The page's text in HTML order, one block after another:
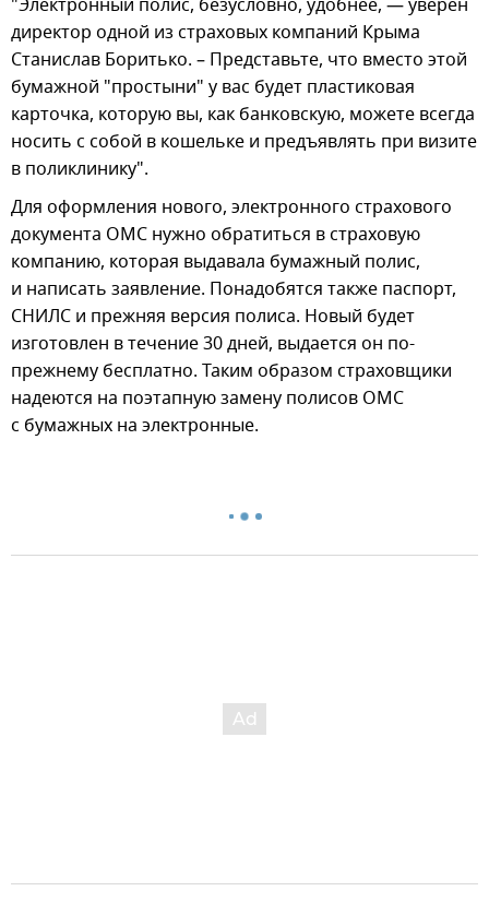
"Электронный полис, безусловно, удобнее, — уверен
директор одной из страховых компаний Крыма
Станислав Боритько. – Представьте, что вместо этой
бумажной "простыни" у вас будет пластиковая
карточка, которую вы, как банковскую, можете всегда
носить с собой в кошельке и предъявлять при визите
в поликлинику".
Для оформления нового, электронного страхового
документа ОМС нужно обратиться в страховую
компанию, которая выдавала бумажный полис,
и написать заявление. Понадобятся также паспорт,
СНИЛС и прежняя версия полиса. Новый будет
изготовлен в течение 30 дней, выдается он по-
прежнему бесплатно. Таким образом страховщики
надеются на поэтапную замену полисов ОМС
с бумажных на электронные.